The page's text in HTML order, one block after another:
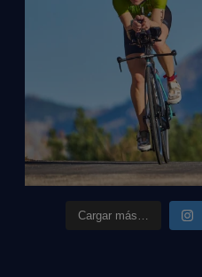
Cargar más…